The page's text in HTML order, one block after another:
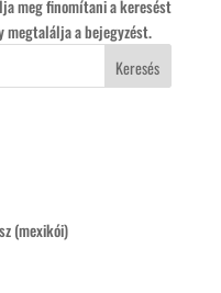
meg finomítani a keresést
megtalálja a bejegyzést.
(mexikói)